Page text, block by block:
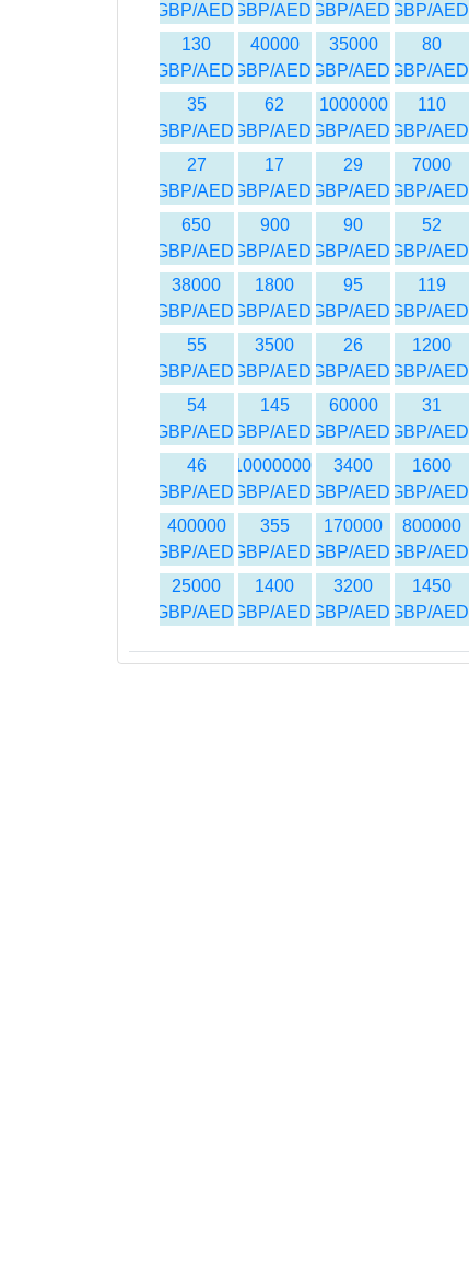
GBP/AED
GBP/AED
GBP/AED
GBP/AED
80
GBP/AED
35000
GBP/AED
40000
GBP/AED
130
GBP/AED
110
GBP/AED
1000000
GBP/AED
62
GBP/AED
35
GBP/AED
7000
GBP/AED
29
GBP/AED
17
GBP/AED
27
GBP/AED
52
GBP/AED
90
GBP/AED
900
GBP/AED
650
GBP/AED
119
GBP/AED
95
GBP/AED
1800
GBP/AED
38000
GBP/AED
1200
GBP/AED
26
GBP/AED
3500
GBP/AED
55
GBP/AED
31
GBP/AED
60000
GBP/AED
145
GBP/AED
54
GBP/AED
1600
GBP/AED
3400
GBP/AED
10000000
GBP/AED
46
GBP/AED
800000
GBP/AED
170000
GBP/AED
355
GBP/AED
400000
GBP/AED
1450
GBP/AED
3200
GBP/AED
1400
GBP/AED
25000
GBP/AED